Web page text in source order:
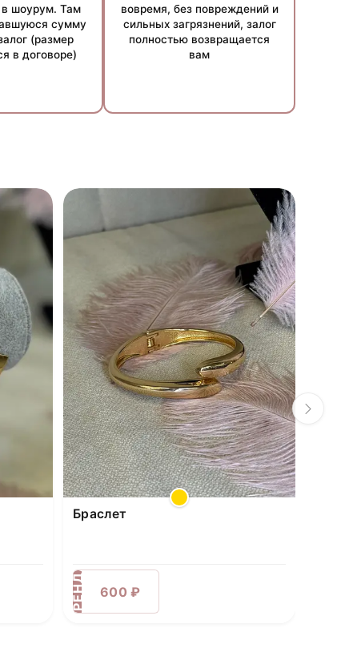
в шоурум. Там
сумму
(размер
в договоре)
вовремя, без повреждений и
сильных загрязнений, залог
полностью возвращается
вам
Браслет
АРЕНДА 600 ₽
Точные условия уточняйте у наших